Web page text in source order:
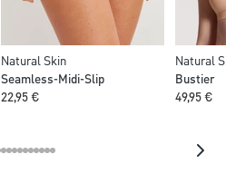
Natural Skin
Seamless-Midi-Slip
22,95 €
Natural
Bustier
49,95 €